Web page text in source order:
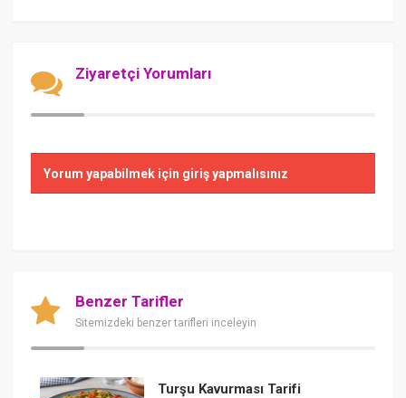
Ziyaretçi Yorumları
Yorum yapabilmek için giriş yapmalısınız
Benzer Tarifler
Sitemizdeki benzer tarifleri inceleyin
Turşu Kavurması Tarifi